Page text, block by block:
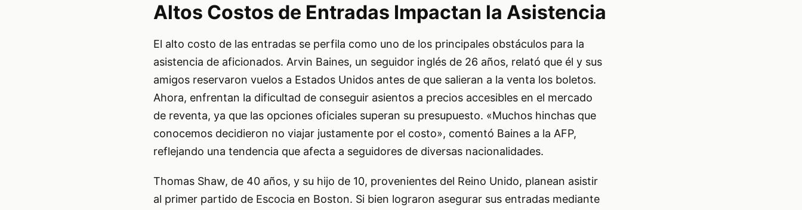
Altos Costos de Entradas Impactan la Asistencia
El alto costo de las entradas se perfila como uno de los principales obstáculos para la
asistencia de aficionados. Arvin Baines, un seguidor inglés de 26 años, relató que él y sus
amigos reservaron vuelos a Estados Unidos antes de que salieran a la venta los boletos.
Ahora, enfrentan la dificultad de conseguir asientos a precios accesibles en el mercado
de reventa, ya que las opciones oficiales superan su presupuesto. «Muchos hinchas que
conocemos decidieron no viajar justamente por el costo», comentó Baines a la AFP,
reflejando una tendencia que afecta a seguidores de diversas nacionalidades.
Thomas Shaw, de 40 años, y su hijo de 10, provenientes del Reino Unido, planean asistir
al primer partido de Escocia en Boston. Si bien lograron asegurar sus entradas mediante